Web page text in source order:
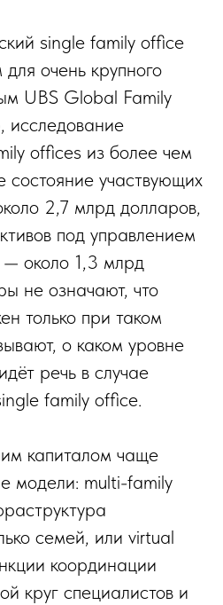
single family office
очень крупного
UBS Global Family
offices из более чем
участвующих
2,7 млрд долларов,
под управлением
около 1,3 млрд
не означают, что
только при таком
о каком уровне
речь в случае
family office.
капиталом чаще
модели: multi-family
семей, или virtual
координации
круг специалистов и